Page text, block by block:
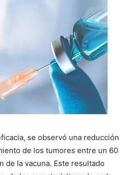
se observó una reducción
de los tumores entre un 60
de la vacuna. Este resultado